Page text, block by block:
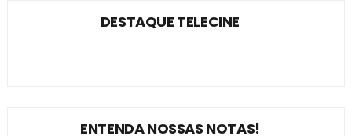
DESTAQUE TELECINE
ENTENDA NOSSAS NOTAS!